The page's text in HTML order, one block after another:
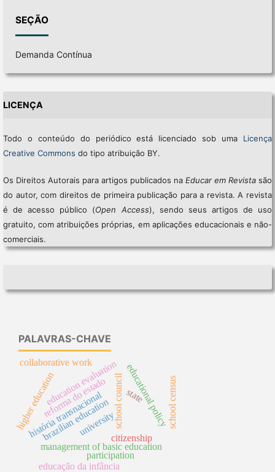
SEÇÃO
Demanda Contínua
LICENÇA
Todo o conteúdo do periódico está licenciado sob uma Licença
Creative Commons do tipo atribuição BY.
Os Direitos Autorais para artigos publicados naEducar em Revista são
do autor, com direitos de primeira publicação para a revista. A revista
é de acesso público (Open Access), sendo seus artigos de uso
gratuito, com atribuições próprias, em aplicações educacionais e não-
comerciais.
PALAVRAS-CHAVE
história transnacional
brazilian education
management of basic education
school council
citizenship
participation
reforma do estado
higher education university educational policy
education evaluation
educação da infância
school census
collaborative work
state